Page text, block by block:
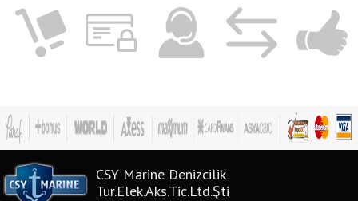
CSY Marine Denizcilik
Tur.Elek.Aks.Tic.Ltd.Şti